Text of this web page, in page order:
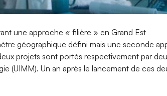
une approche « filière » en Grand Est
géographique défini mais une seconde
projets sont portés respectivement par
(UIMM). Un an après le lancement de ces